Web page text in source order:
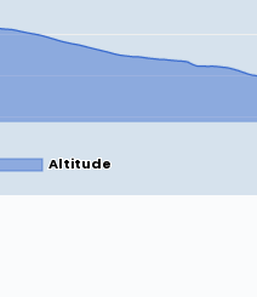
Altitude